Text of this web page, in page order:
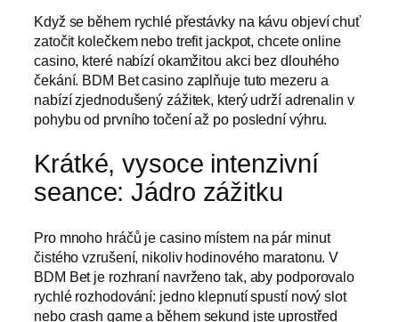
Když se během rychlé přestávky na kávu objeví chuť
zatočit kolečkem nebo trefit jackpot, chcete online
casino, které nabízí okamžitou akci bez dlouhého
čekání. BDM Bet casino zaplňuje tuto mezeru a
nabízí zjednodušený zážitek, který udrží adrenalin v
pohybu od prvního točení až po poslední výhru.
Krátké, vysoce intenzivní
seance: Jádro zážitku
Pro mnoho hráčů je casino místem na pár minut
čistého vzrušení, nikoliv hodinového maratonu. V
BDM Bet je rozhraní navrženo tak, aby podporovalo
rychlé rozhodování: jedno klepnutí spustí nový slot
nebo crash game a během sekund jste uprostřed